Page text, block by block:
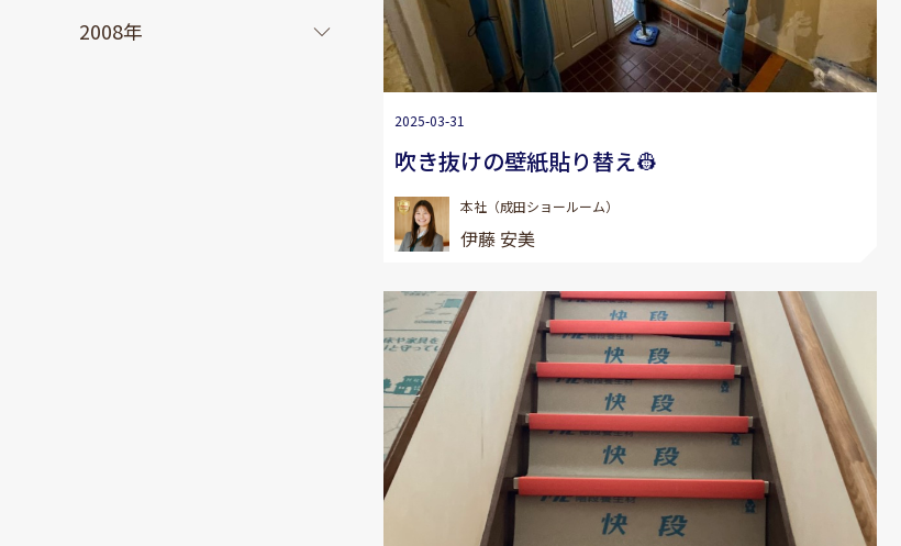
2025-03-31
吹き抜けの壁紙貼り替え👷
本社（成田ショールーム）
伊藤 安美
2008年